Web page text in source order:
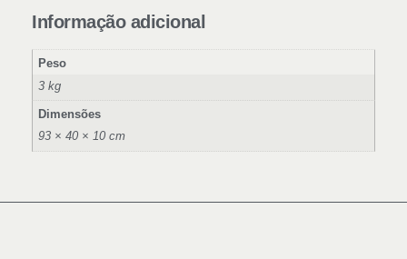
Informação adicional
Peso
3 kg
Dimensões
93 × 40 × 10 cm